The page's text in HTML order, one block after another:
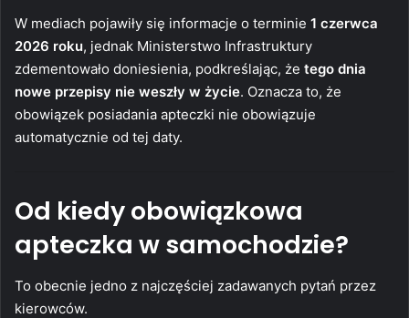
W mediach pojawiły się informacje o terminie 1 czerwca
2026 roku, jednak Ministerstwo Infrastruktury
zdementowało doniesienia, podkreślając, że tego dnia
nowe przepisy nie weszły w życie. Oznacza to, że
obowiązek posiadania apteczki nie obowiązuje
automatycznie od tej daty.
Od kiedy obowiązkowa
apteczka w samochodzie?
To obecnie jedno z najczęściej zadawanych pytań przez
kierowców.